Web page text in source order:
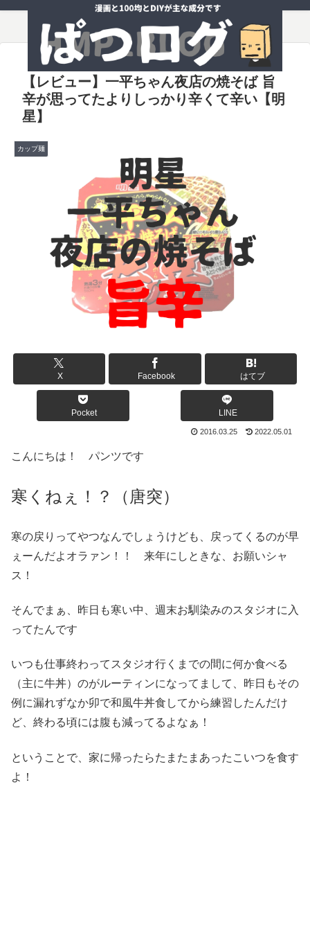
【レビュー】一平ちゃん夜店の焼そば 旨
辛が思ってたよりしっかり辛くて辛い【明
星】
カップ麺
X Facebook はてブ
Pocket LINE
2016.03.25 2022.05.01
こんにちは！ パンツです
寒くねぇ！？（唐突）
寒の戻りってやつなんでしょうけども、戻ってくるのが早
ぇーんだよオラァン！！ 来年にしときな、お願いシャ
ス！
そんでまぁ、昨日も寒い中、週末お馴染みのスタジオに入
ってたんです
いつも仕事終わってスタジオ行くまでの間に何か食べる
（主に牛丼）のがルーティンになってまして、昨日もその
例に漏れずなか卯で和風牛丼食してから練習したんだけ
ど、終わる頃には腹も減ってるよなぁ！
ということで、家に帰ったらたまたまあったこいつを食す
よ！